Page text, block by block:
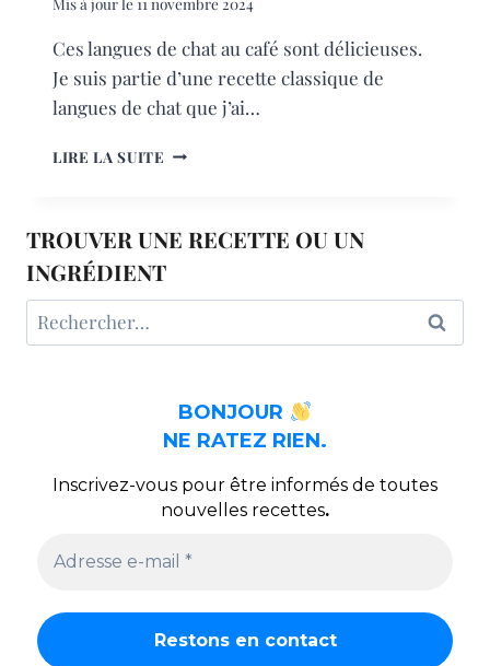
Ces langues de chat au café sont délicieuses.
Je suis partie d’une recette classique de
langues de chat que j’ai…
LIRE LA SUITE LANGUES
CAFÉ
TROUVER UNE RECETTE OU UN
INGRÉDIENT
Rechercher :
BONJOUR
NE RATEZ RIEN.
Inscrivez-vous pour être informés de toutes
nouvelles recettes.